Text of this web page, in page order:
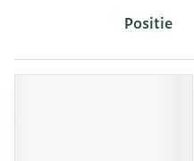
Sorteer op: